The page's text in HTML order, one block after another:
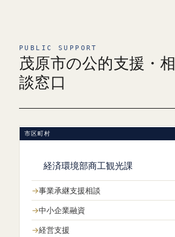
PUBLIC SUPPORT
茂原市の公的支援・相
談窓口
市区町村
経済環境部商工観光課
事業承継支援相談
中小企業融資
経営支援